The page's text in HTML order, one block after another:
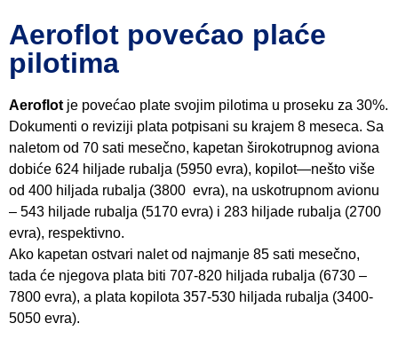
Aeroflot povećao plaće
pilotima
Aeroflot je povećao plate svojim pilotima u proseku za 30%.
Dokumenti o reviziji plata potpisani su krajem 8 meseca. Sa
naletom od 70 sati mesečno, kapetan širokotrupnog aviona
dobiće 624 hiljade rubalja (5950 evra), kopilot—nešto više
od 400 hiljada rubalja (3800 evra), na uskotrupnom avionu
– 543 hiljade rubalja (5170 evra) i 283 hiljade rubalja (2700
evra), respektivno.
Ako kapetan ostvari nalet od najmanje 85 sati mesečno,
tada će njegova plata biti 707-820 hiljada rubalja (6730 –
7800 evra), a plata kopilota 357-530 hiljada rubalja (3400-
5050 evra).